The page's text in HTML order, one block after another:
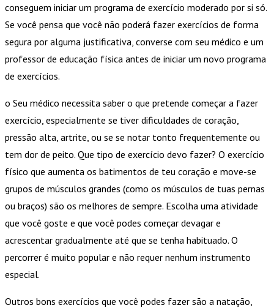
conseguem iniciar um programa de exercício moderado por si só.
Se você pensa que você não poderá fazer exercícios de forma
segura por alguma justificativa, converse com seu médico e um
professor de educação física antes de iniciar um novo programa
de exercícios.
o Seu médico necessita saber o que pretende começar a fazer
exercício, especialmente se tiver dificuldades de coração,
pressão alta, artrite, ou se se notar tonto frequentemente ou
tem dor de peito. Que tipo de exercício devo fazer? O exercício
físico que aumenta os batimentos de teu coração e move-se
grupos de músculos grandes (como os músculos de tuas pernas
ou braços) são os melhores de sempre. Escolha uma atividade
que você goste e que você podes começar devagar e
acrescentar gradualmente até que se tenha habituado. O
percorrer é muito popular e não requer nenhum instrumento
especial.
Outros bons exercícios que você podes fazer são a natação,